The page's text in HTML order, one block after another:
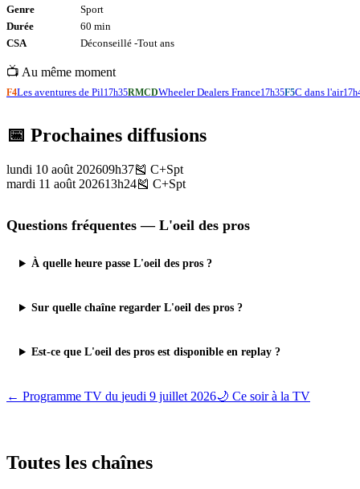
Genre
Sport
Durée
60 min
CSA
Déconseillé -Tout ans
📺 Au même moment
F4Les aventures de Pil17h35RMCDWheeler Dealers France17h35F5C dans l'air
📅 Prochaines diffusions
lundi 10 août 202609h37🎽 C+Spt
mardi 11 août 202613h24🎽 C+Spt
Questions fréquentes — L'oeil des pros
À quelle heure passe L'oeil des pros ?
Sur quelle chaîne regarder L'oeil des pros ?
Est-ce que L'oeil des pros est disponible en replay ?
← Programme TV du jeudi 9 juillet 2026🌙 Ce soir à la TV
Toutes les chaînes